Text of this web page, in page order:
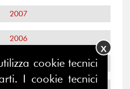
2007
2006
2005 cookie tecnici
I cookie tecnici
X